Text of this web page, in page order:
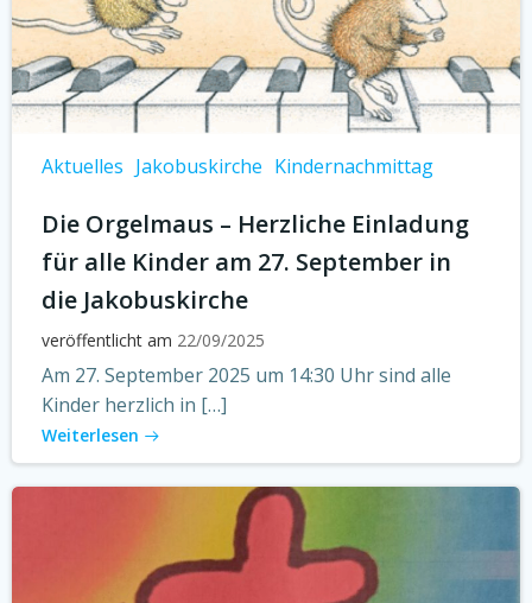
Aktuelles Jakobuskirche Kindernachmittag
Die Orgelmaus – Herzliche Einladung
für alle Kinder am 27. September in
die Jakobuskirche
veröffentlicht am 22/09/2025
Am 27. September 2025 um 14:30 Uhr sind alle
Kinder herzlich in […]
Weiterlesen